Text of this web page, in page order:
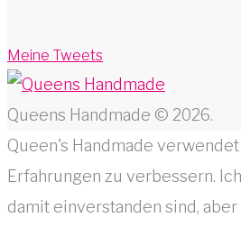
Meine Tweets
Queens Handmade © 2026.
Queen's Handmade
Erfahrungen zu verbessern.
damit einverstanden sind,